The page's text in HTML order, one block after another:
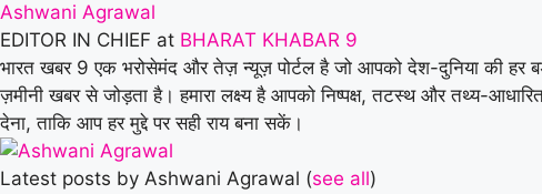
Ashwani Agrawal
EDITOR IN CHIEF at BHARAT KHABAR 9
भारत खबर 9 एक भरोसेमंद और तेज़ न्यूज़ पोर्टल है जो आपको देश-दुनिया की हर
ज़मीनी खबर से जोड़ता है। हमारा लक्ष्य है आपको निष्पक्ष, तटस्थ और तथ्य-
देना, ताकि आप हर मुद्दे पर सही राय बना सकें।
Latest posts by Ashwani Agrawal (see all)